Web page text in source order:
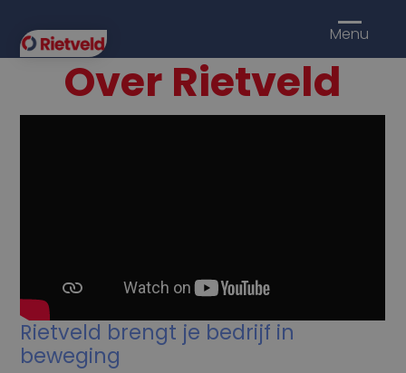
Menu
Over Rietveld
Rietveld brengt je bedrijf in
beweging